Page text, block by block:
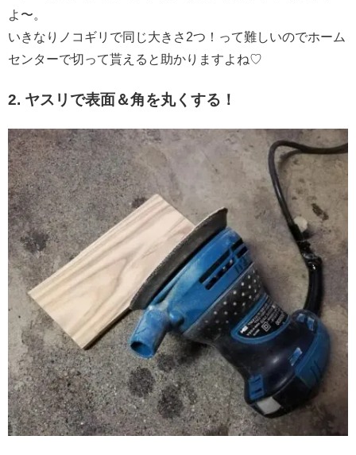
よ〜。
いきなりノコギリで同じ大きさ2つ！って難しいのでホーム
センターで切って貰えると助かりますよね♡
2. ヤスリで表面＆角を丸くする！